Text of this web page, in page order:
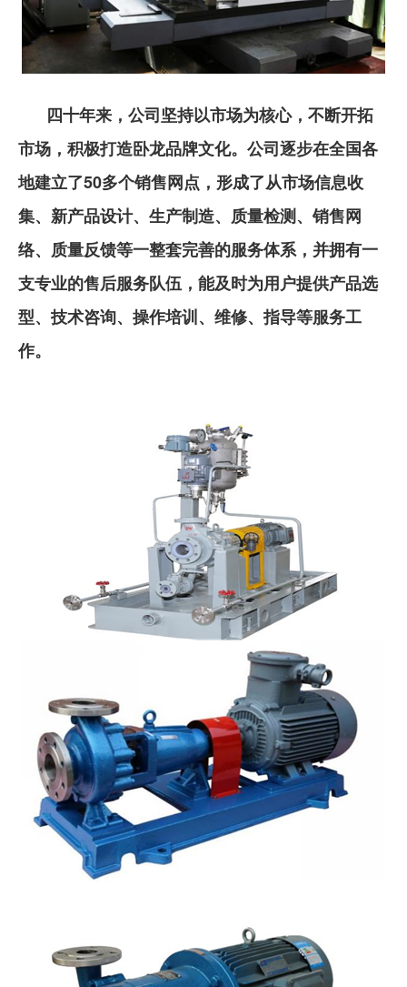
四十年来，公司坚持以市场为核心，不断开拓
市场，积极打造卧龙品牌文化。公司逐步在全国各
地建立了50多个销售网点，形成了从市场信息收
集、新产品设计、生产制造、质量检测、销售网
络、质量反馈等一整套完善的服务体系，并拥有一
支专业的售后服务队伍，能及时为用户提供产品选
型、技术咨询、操作培训、维修、指导等服务工
作。